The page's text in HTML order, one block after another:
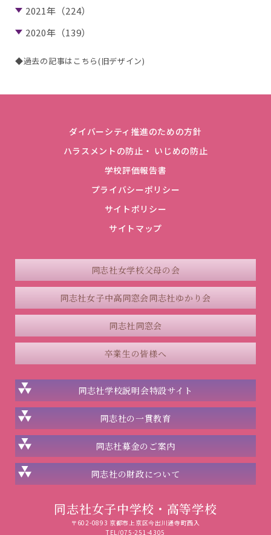
2021年（224）
2020年（139）
◆過去の記事はこちら(旧デザイン)
ダイバーシティ推進のための方針
ハラスメントの防止・ いじめの防止
学校評価報告書
プライバシーポリシー
サイトポリシー
サイトマップ
同志社女学校父母の会
同志社女子中高同窓会同志社ゆかり会
同志社同窓会
卒業生の皆様へ
同志社学校説明会特設サイト
同志社の一貫教育
同志社募金のご案内
同志社の財政について
同志社女子中学校・高等学校
〒602-0893 京都市上京区今出川通寺町西入
TEL/075-251-4305